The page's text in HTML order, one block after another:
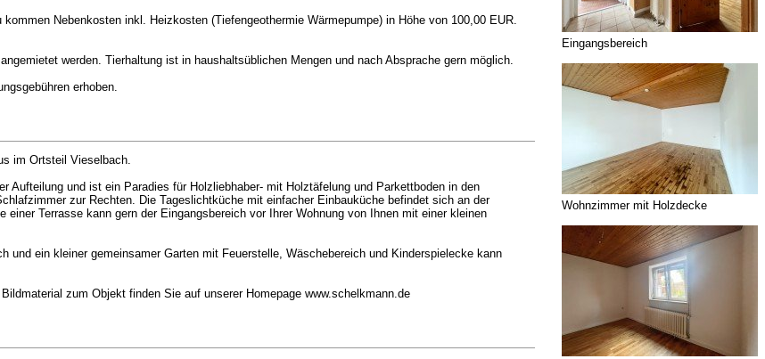
Nebenkosten inkl. Heizkosten (Tiefengeothermie Wärmepumpe) in Höhe von 100,00 EUR.
werden. Tierhaltung ist in haushaltsüblichen Mengen und nach Absprache gern möglich.
erhoben.
im Ortsteil Vieselbach.
Aufteilung und ist ein Paradies für Holzliebhaber- mit Holztäfelung und Parkettboden in den
zur Rechten. Die Tageslichtküche mit einfacher Einbauküche befindet sich an der
Terrasse kann gern der Eingangsbereich vor Ihrer Wohnung von Ihnen mit einer kleinen
und ein kleiner gemeinsamer Garten mit Feuerstelle, Wäschebereich und Kinderspielecke kann
zum Objekt finden Sie auf unserer Homepage www.schelkmann.de
Eingangsbereich
Wohnzimmer mit Holzdecke